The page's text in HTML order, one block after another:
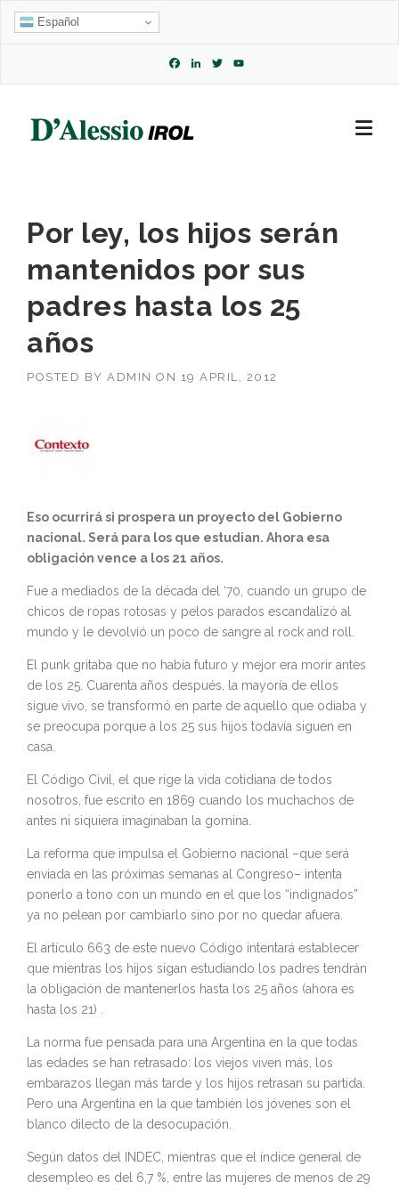
Skip
Español
Facebook
LinkedIn
Twitter
Por ley, los hijos serán
mantenidos por sus
padres hasta los 25
años
POSTED BY ADMIN ON 19 APRIL, 2012
Eso ocurrirá si prospera un proyecto del Gobierno
nacional. Será para los que estudian. Ahora esa
obligación vence a los 21 años.
Fue a mediados de la década del ‘70, cuando un grupo de
chicos de ropas rotosas y pelos parados escandalizó al
mundo y le devolvió un poco de sangre al rock and roll.
El punk gritaba que no había futuro y mejor era morir antes
de los 25. Cuarenta años después, la mayoría de ellos
sigue vivo, se transformó en parte de aquello que odiaba y
se preocupa porque a los 25 sus hijos todavía siguen en
casa.
El Código Civil, el que rige la vida cotidiana de todos
nosotros, fue escrito en 1869 cuando los muchachos de
antes ni siquiera imaginaban la gomina.
La reforma que impulsa el Gobierno nacional –que será
enviada en las próximas semanas al Congreso– intenta
ponerlo a tono con un mundo en el que los “indignados”
ya no pelean por cambiarlo sino por no quedar afuera.
El artículo 663 de este nuevo Código intentará establecer
que mientras los hijos sigan estudiando los padres tendrán
la obligación de mantenerlos hasta los 25 años (ahora es
hasta los 21) .
La norma fue pensada para una Argentina en la que todas
las edades se han retrasado: los viejos viven más, los
embarazos llegan más tarde y los hijos retrasan su partida.
Pero una Argentina en la que también los jóvenes son el
blanco dilecto de la desocupación.
Según datos del INDEC, mientras que el índice general de
desempleo es del 6,7 %, entre las mujeres de menos de 29